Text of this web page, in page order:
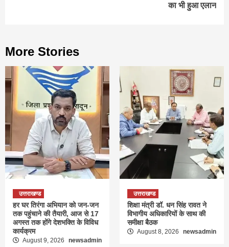
का भी हुआ एलान
More Stories
उत्तराखण्ड
हर घर तिरंगा अभियान को जन-जन
तक पहुंचाने की तैयारी, आज से 17
अगस्त तक होंगे देशभक्ति के विविध
कार्यक्रम
August 9, 2026 newsadmin
उत्तराखण्ड
शिक्षा मंत्री डॉ. धन सिंह रावत ने
विभागीय अधिकारियों के साथ की
समीक्षा बैठक
August 8, 2026 newsadmin